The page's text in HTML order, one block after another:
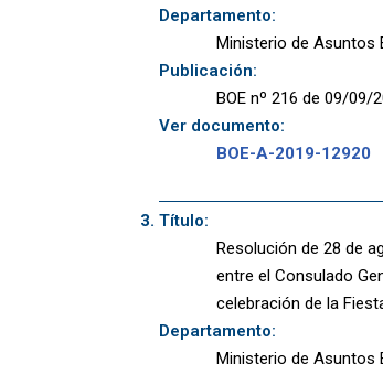
Departamento:
Ministerio de Asuntos
Publicación:
BOE nº 216 de 09/09/
Ver documento:
BOE-A-2019-12920
Título:
Resolución de 28 de
entre el Consulado
celebración de la
Departamento:
Ministerio de Asuntos